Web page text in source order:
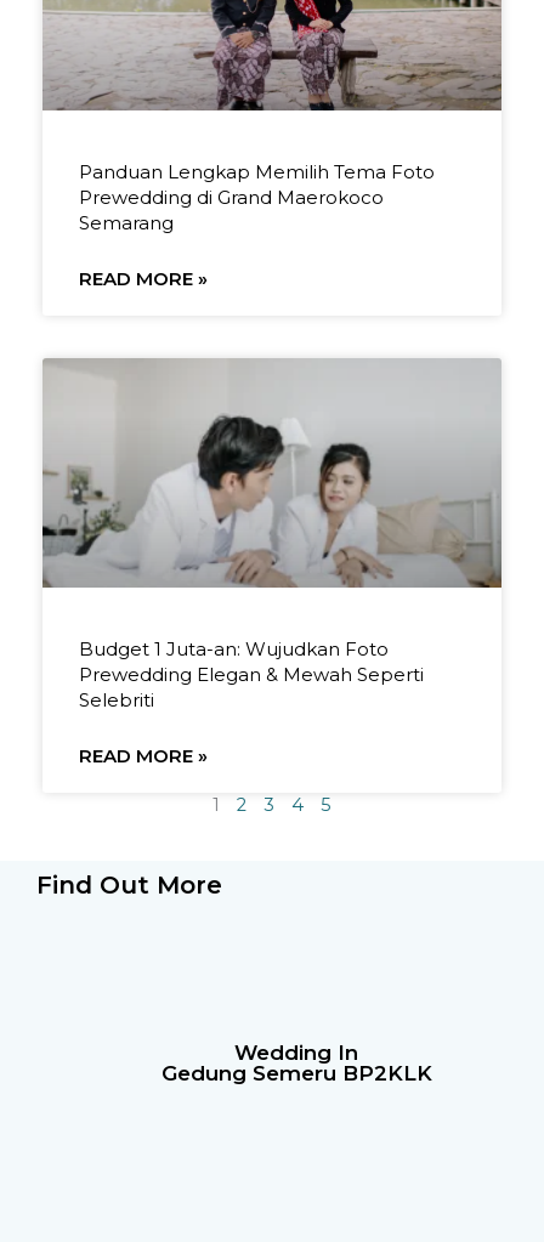
Panduan Lengkap Memilih Tema Foto
Prewedding di Grand Maerokoco
Semarang
READ MORE »
Budget 1 Juta-an: Wujudkan Foto
Prewedding Elegan & Mewah Seperti
Selebriti
READ MORE »
1 2 3 4 5
Find Out More
Wedding In
Gedung Semeru BP2KLK